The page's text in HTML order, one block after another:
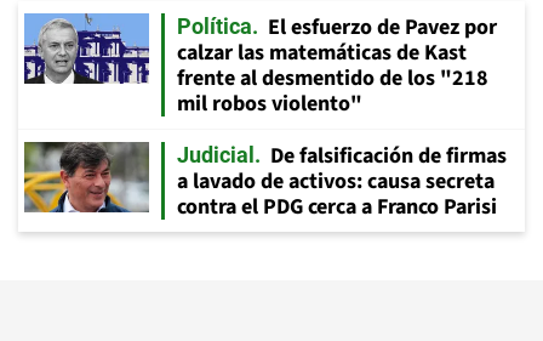
Política
El esfuerzo de Pavez por
calzar las matemáticas de Kast
frente al desmentido de los "218
mil robos violento"
Judicial
De falsificación de firmas
a lavado de activos: causa secreta
contra el PDG cerca a Franco Parisi